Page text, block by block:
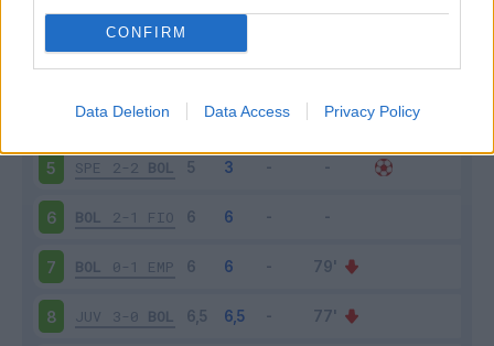
CONFIRM
Data Deletion Data Access Privacy Policy
2 BOL 1-1 VER
3 MIL 2-0 BOL
BOL 1-1 SAL
5 SPE 2-2 BOL
6 BOL 2-1 FIO
7 BOL 0-1 EMP
8 JUV 3-0 BOL